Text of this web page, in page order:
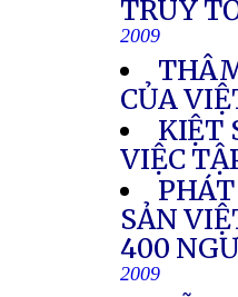
TRUY
2009
CỦA
KIỆT
VIỆC
SẢN
400
2009